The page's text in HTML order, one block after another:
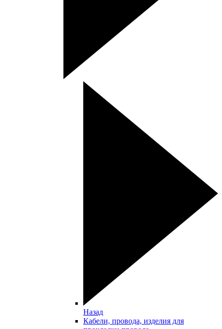
Назад
Кабели, провода, изделия для